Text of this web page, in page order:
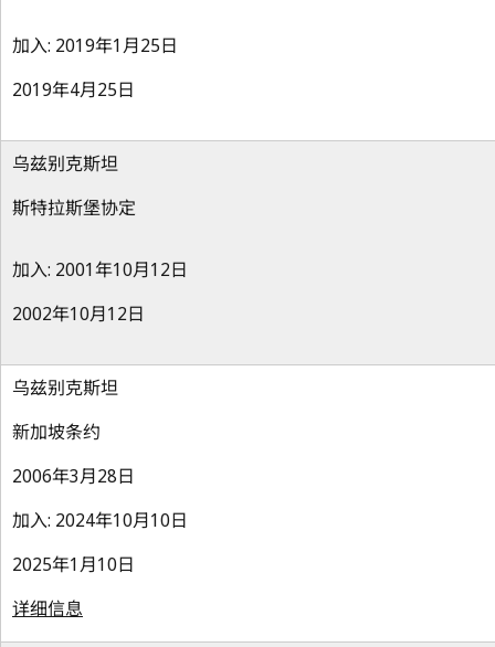
加入: 2019年1月25日
2019年4月25日
乌兹别克斯坦
斯特拉斯堡协定
加入: 2001年10月12日
2002年10月12日
乌兹别克斯坦
新加坡条约
2006年3月28日
加入: 2024年10月10日
2025年1月10日
详细信息